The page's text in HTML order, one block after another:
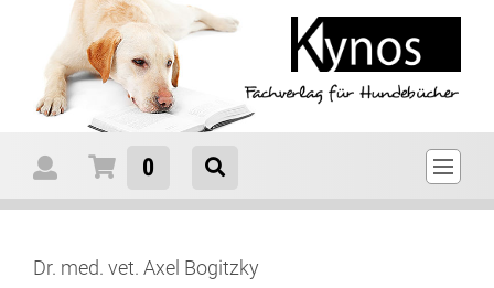
Dr. med. vet. Axel Bogitzky
0